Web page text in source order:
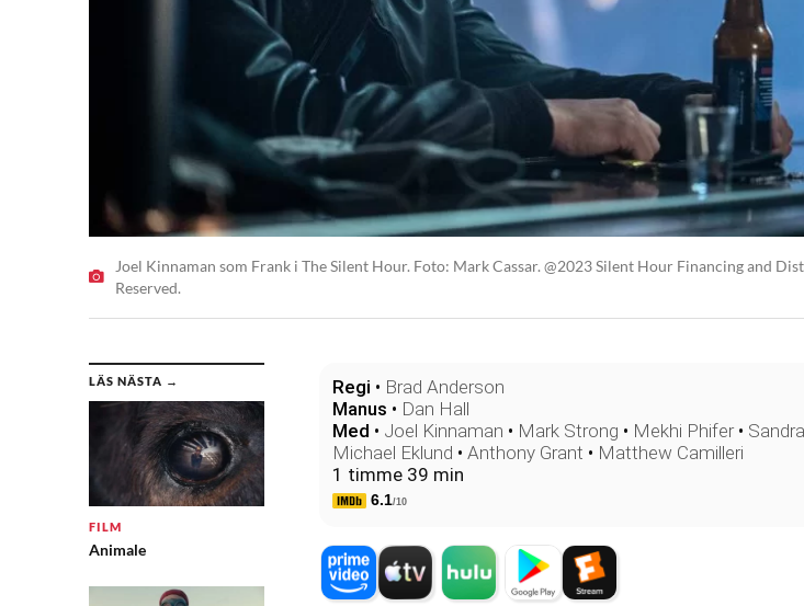
Joel Kinnaman som Frank i The Silent Hour. Foto: Mark Cassar. @2023 Silent Hour Financing and
Reserved.
LÄS NÄSTA →
FILM
Animale
Regi • Brad Anderson
Manus • Dan Hall
Med • Joel Kinnaman • Mark Strong • Mekhi Phifer•
Michael Eklund • Anthony Grant • Matthew Camilleri
1 timme 39 min
6.1/10